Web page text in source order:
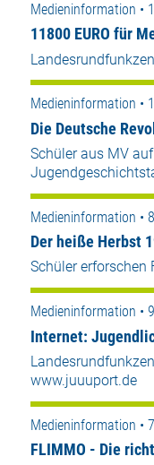
Medieninformation •
11800 EURO für
Medieninformation •
Die Deutsche
Schüler aus MV
Medieninformation •
Der heiße Herbst
Schüler erforschen
Medieninformation •
Internet:
www.juuuport.de
Medieninformation •
FLIMMO - Die